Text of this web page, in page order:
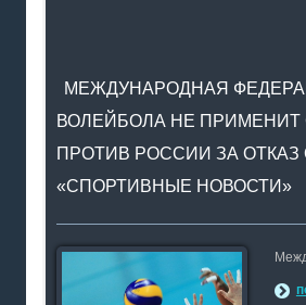
МЕЖДУНАРОДНАЯ
ВОЛЕЙБОЛА НЕ ПРИМЕНИТ
ПРОТИВ РОССИИ ЗА ОТКАЗ
«СПОРТИВНЫЕ НОВОСТИ»